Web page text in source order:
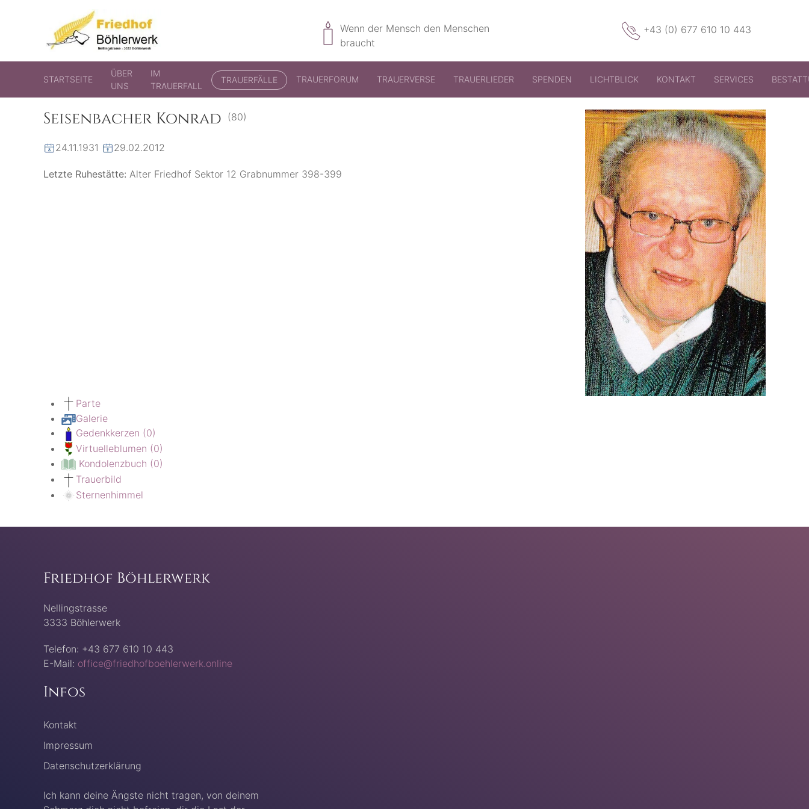
Friedhof Böhlerwerk
der virtuelle Friedhof von Böhlerwerk
Wenn der Mensch den Menschen
braucht
+43 (0) 677 610 10 443
STARTSEITE
ÜBER
UNS
IM
TRAUERFALL
TRAUERFÄLLE TRAUERFORUM TRAUERVERSE TRAUERLIEDER SPENDEN LICHTBLICK KONTAKT SERVICES
Seisenbacher Konrad (80)
24.11.1931 29.02.2012
Letzte Ruhestätte: Alter Friedhof Sektor 12 Grabnummer 398-399
Parte
Galerie
Gedenkkerzen (0)
Virtuelleblumen (0)
Kondolenzbuch (0)
Trauerbild
Sternenhimmel
Friedhof Böhlerwerk
Nellingstrasse
3333 Böhlerwerk
Telefon: +43 677 610 10 443
E-Mail: office@friedhofboehlerwerk.online
Infos
Kontakt
Impressum
Datenschutzerklärung
Ich kann deine Ängste nicht tragen, von deinem